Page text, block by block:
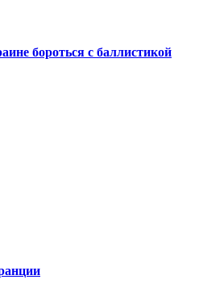
бороться с баллистикой